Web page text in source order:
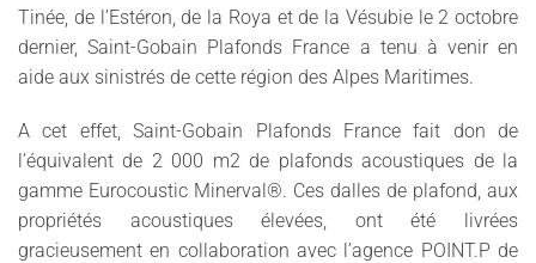
Tinée, de l’Estéron, de la Roya et de la Vésubie le 2 octobre
dernier, Saint-Gobain Plafonds France a tenu à venir en
aide aux sinistrés de cette région des Alpes Maritimes.
A cet effet, Saint-Gobain Plafonds France fait don de
l’équivalent de 2 000 m2 de plafonds acoustiques de la
gamme Eurocoustic Minerval®. Ces dalles de plafond, aux
propriétés acoustiques élevées, ont été livrées
gracieusement en collaboration avec l’agence POINT.P de